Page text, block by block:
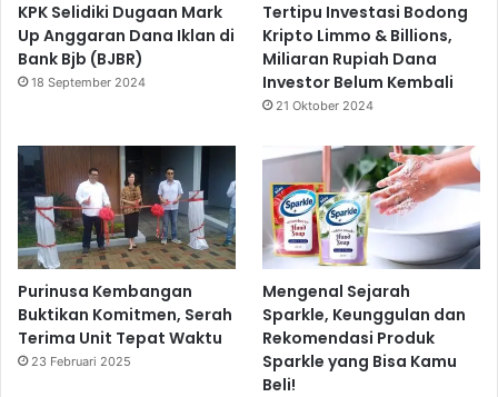
KPK Selidiki Dugaan Mark
Up Anggaran Dana Iklan di
Bank Bjb (BJBR)
18 September 2024
Tertipu Investasi Bodong
Kripto Limmo & Billions,
Miliaran Rupiah Dana
Investor Belum Kembali
21 Oktober 2024
Purinusa Kembangan
Buktikan Komitmen, Serah
Terima Unit Tepat Waktu
23 Februari 2025
Mengenal Sejarah
Sparkle, Keunggulan dan
Rekomendasi Produk
Sparkle yang Bisa Kamu
Beli!